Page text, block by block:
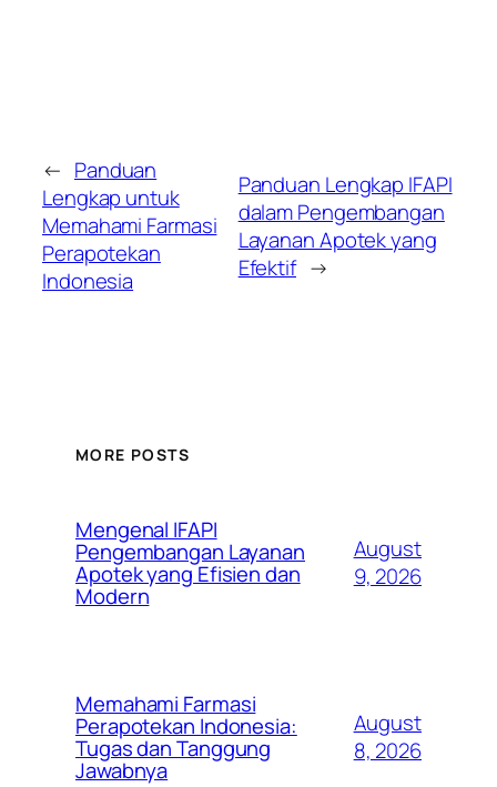
← Panduan
Lengkap untuk
Memahami Farmasi
Perapotekan
Indonesia
Panduan Lengkap IFAPI
dalam Pengembangan
Layanan Apotek yang
Efektif →
MORE POSTS
Mengenal IFAPI
Pengembangan Layanan
Apotek yang Efisien dan
Modern
August
9, 2026
Memahami Farmasi
Perapotekan Indonesia:
Tugas dan Tanggung
Jawabnya
August
8, 2026